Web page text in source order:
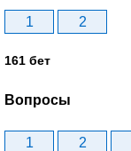
1 2
161 бет
Вопросы
1 2